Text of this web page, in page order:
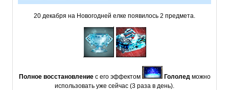
20 декабря на Новогодней елке появилось 2 предмета.
Полное восстановлениес его эффектом Гололедможно
использовать уже сейчас (3 раза в день).